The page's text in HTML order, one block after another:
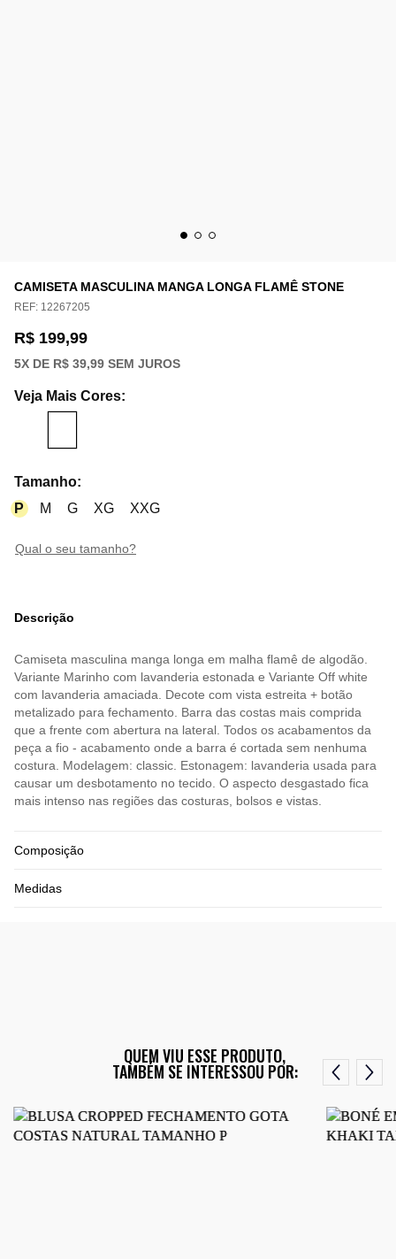
CAMISETA MASCULINA MANGA LONGA FLAMÊ STONE
REF: 12267205
R$ 199,99
5X DE R$ 39,99 SEM JUROS
Veja Mais Cores:
Tamanho:
P
M G XG XXG
qual o seu tamanho?
Descrição
Camiseta masculina manga longa em malha flamê de algodão.
Variante Marinho com lavanderia estonada e Variante Off white
com lavanderia amaciada. Decote com vista estreita + botão
metalizado para fechamento. Barra das costas mais comprida
que a frente com abertura na lateral. Todos os acabamentos da
peça a fio - acabamento onde a barra é cortada sem nenhuma
costura. Modelagem: classic. Estonagem: lavanderia usada para
causar um desbotamento no tecido. O aspecto desgastado fica
mais intenso nas regiões das costuras, bolsos e vistas.
Composição
Medidas
QUEM VIU ESSE PRODUTO,
TAMBÉM SE INTERESSOU POR: